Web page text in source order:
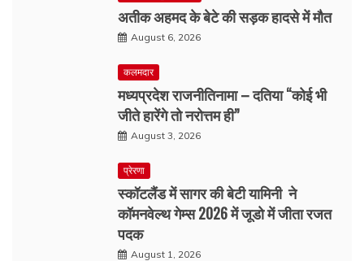
अतीक अहमद के बेटे की सड़क हादसे में मौत
August 6, 2026
कलमदार
मध्यप्रदेश राजनीतिनामा – दतिया “कोई भी
जीते हारेंगे तो नरोत्तम ही”
August 3, 2026
प्रेरणा
स्कॉटलैंड में सागर की बेटी यामिनी ने
कॉमनवेल्थ गेम्स 2026 में जूडो में जीता रजत
पदक
August 1, 2026